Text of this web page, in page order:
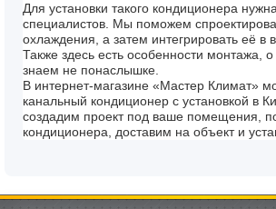
Для установки такого кондиционера
специалистов. Мы поможем
охлаждения, а затем интегрировать её в
Также здесь есть особенности монтажа,
знаем не понаслышке.
В интернет-магазине «Мастер Климат»
канальный кондиционер с установкой в
создадим проект под ваше помещения,
кондиционера, доставим на объект и